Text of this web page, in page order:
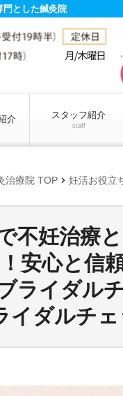
門とした鍼灸院
介 スタッフ紹介
staff
治療院 TOP chevron_right 妊活お役立
不妊治療
安心と信
ライダル
イダルチ